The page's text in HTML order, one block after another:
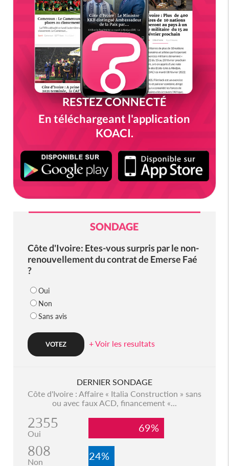
RESTEZ CONNECTÉ
En téléchargeant l'application
KOACI.
SONDAGE
Côte d'Ivoire: Etes-vous surpris par le non-
renouvellement du contrat de Emerse Faé
?
Oui
Non
Sans avis
+ Voir les resultats
DERNIER SONDAGE
Côte d'Ivoire : Affaire « Italia Construction » sans
ou avec faux ACD, financement «...
2355
Oui 69%
808
Non 24%